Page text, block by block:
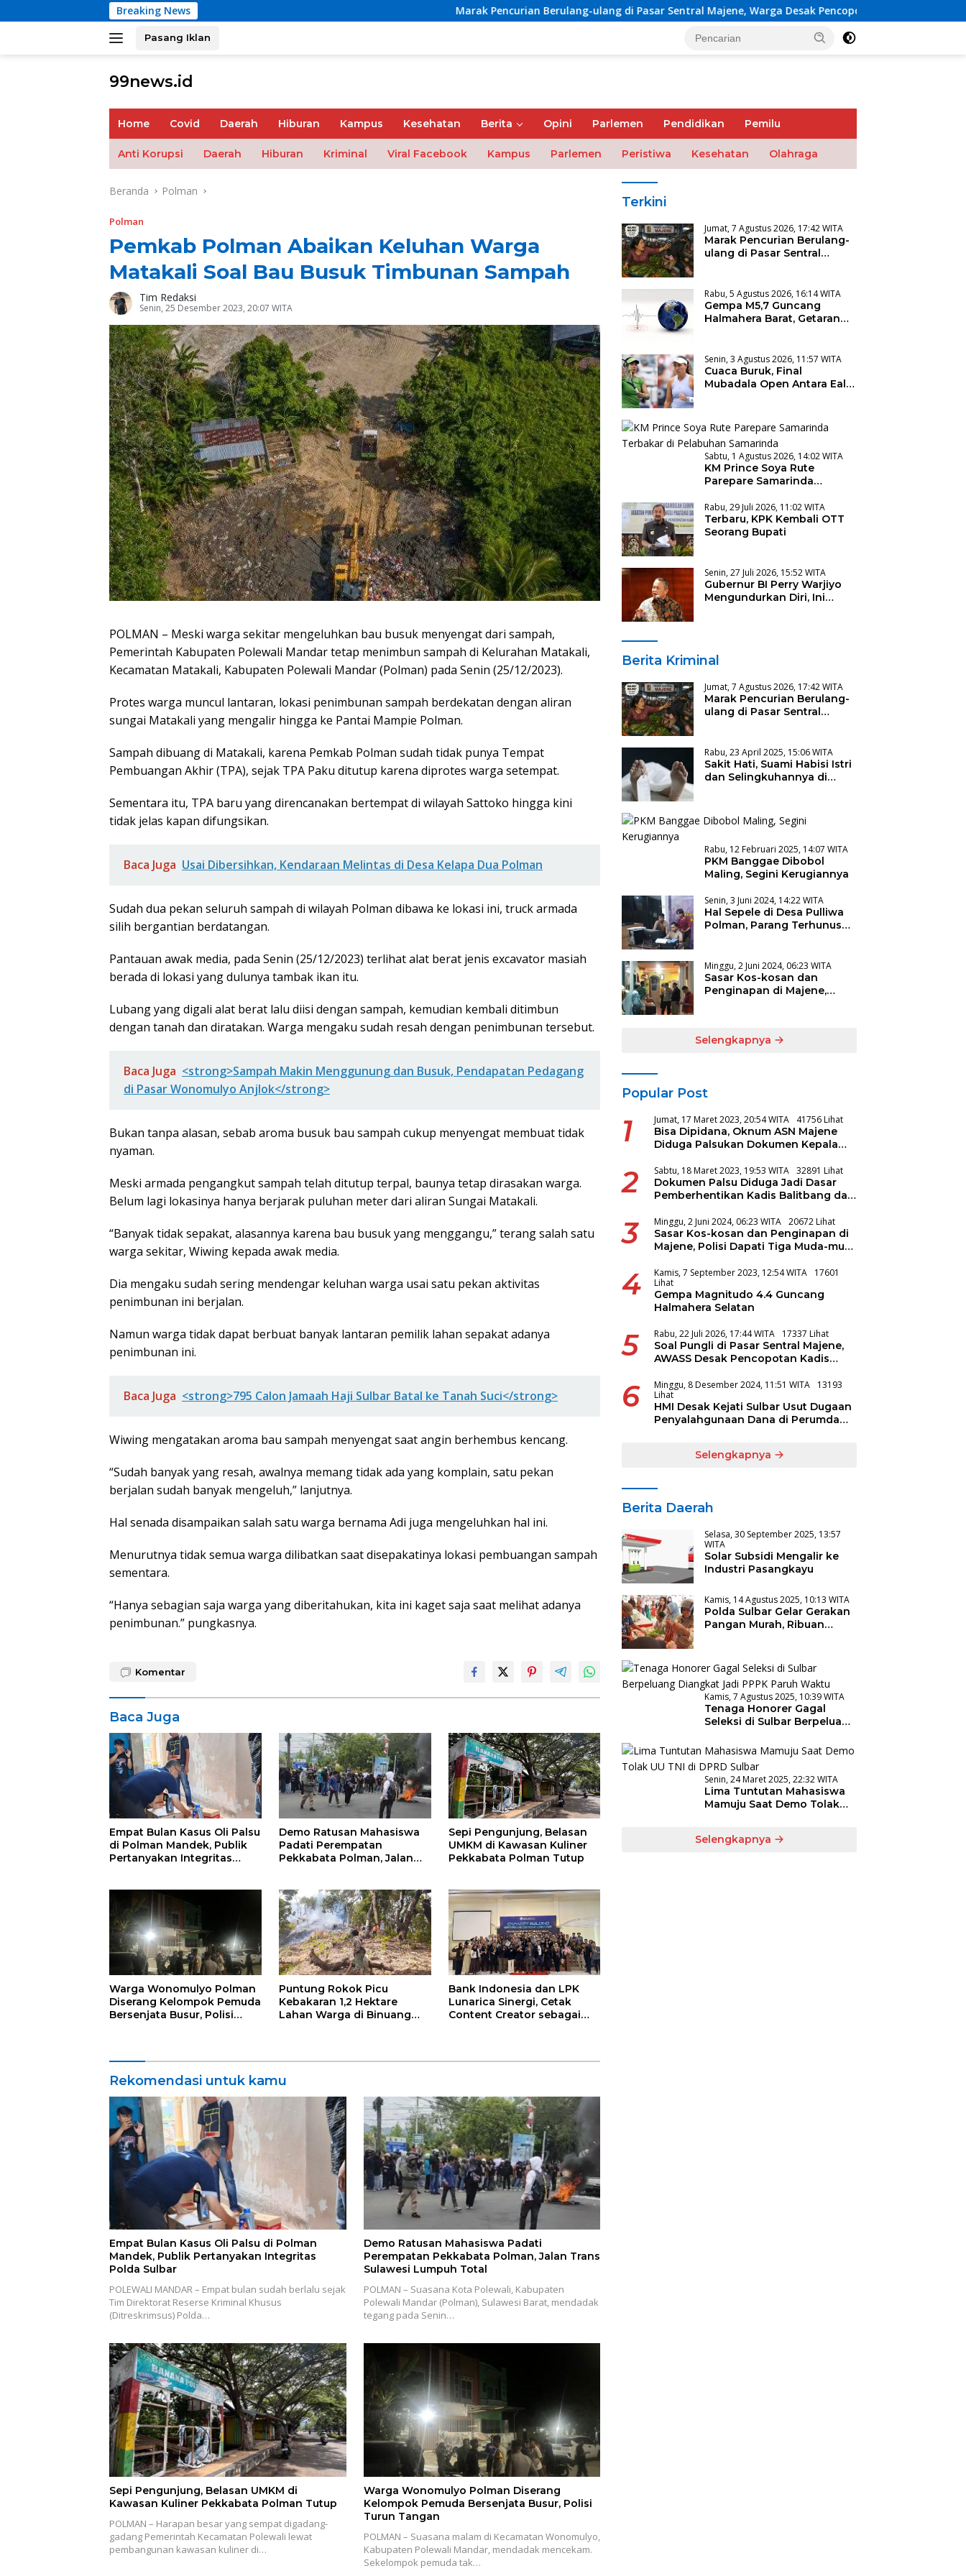
ke
Breaking News Marak Pencurian Berulang-ulang di Pasar Sentral Majene, Warga Desak Pencopotan Kadis
Pasang Iklan
99news.id
Terbaik
Home Covid Daerah Hiburan Kampus Kesehatan Berita Opini Parlemen Pendidikan Pemilu
Anti Korupsi Daerah Hiburan Kriminal Viral Facebook Kampus Parlemen Peristiwa Kesehatan Olahraga
Beranda Polman
Polman
Pemkab Polman Abaikan Keluhan Warga
Matakali Soal Bau Busuk Timbunan Sampah
Tim Redaksi
Senin, 25 Desember 2023, 20:07 WITA
POLMAN – Meski warga sekitar mengeluhkan bau busuk menyengat dari sampah,
Pemerintah Kabupaten Polewali Mandar tetap menimbun sampah di Kelurahan Matakali,
Kecamatan Matakali, Kabupaten Polewali Mandar (Polman) pada Senin (25/12/2023).
Protes warga muncul lantaran, lokasi penimbunan sampah berdekatan dengan aliran
sungai Matakali yang mengalir hingga ke Pantai Mampie Polman.
Sampah dibuang di Matakali, karena Pemkab Polman sudah tidak punya Tempat
Pembuangan Akhir (TPA), sejak TPA Paku ditutup karena diprotes warga setempat.
Sementara itu, TPA baru yang direncanakan bertempat di wilayah Sattoko hingga kini
tidak jelas kapan difungsikan.
Baca Juga Usai Dibersihkan, Kendaraan Melintas di Desa Kelapa Dua Polman
Sudah dua pekan seluruh sampah di wilayah Polman dibawa ke lokasi ini, truck armada
silih bergantian berdatangan.
Pantauan awak media, pada Senin (25/12/2023) terlihat alat berat jenis excavator masiah
berada di lokasi yang dulunya tambak ikan itu.
Lubang yang digali alat berat lalu diisi dengan sampah, kemudian kembali ditimbun
dengan tanah dan diratakan. Warga mengaku sudah resah dengan penimbunan tersebut.
Baca Juga <strong>Sampah Makin Menggunung dan Busuk, Pendapatan Pedagang
di Pasar Wonomulyo Anjlok</strong>
Bukan tanpa alasan, sebab aroma busuk bau sampah cukup menyengat membuat tidak
nyaman.
Meski armada pengangkut sampah telah ditutup terpal, baunya tetap dirasakan warga.
Belum lagi lokasinya hanya berjarak puluhan meter dari aliran Sungai Matakali.
“Banyak tidak sepakat, alasannya karena bau busuk yang menggangu,” terang salah satu
warga sekitar, Wiwing kepada awak media.
Dia mengaku sudah sering mendengar keluhan warga usai satu pekan aktivitas
penimbunan ini berjalan.
Namun warga tidak dapat berbuat banyak lantaran pemilik lahan sepakat adanya
penimbunan ini.
Baca Juga <strong>795 Calon Jamaah Haji Sulbar Batal ke Tanah Suci</strong>
Wiwing mengatakan aroma bau sampah menyengat saat angin berhembus kencang.
“Sudah banyak yang resah, awalnya memang tidak ada yang komplain, satu pekan
berjalan sudah banyak mengeluh,” lanjutnya.
Hal senada disampaikan salah satu warga bernama Adi juga mengeluhkan hal ini.
Menurutnya tidak semua warga dilibatkan saat disepakatinya lokasi pembuangan sampah
sementara.
“Hanya sebagian saja warga yang diberitahukan, kita ini kaget saja saat melihat adanya
penimbunan.” pungkasnya.
Komentar
Baca Juga
Empat Bulan Kasus Oli Palsu
di Polman Mandek, Publik
Pertanyakan Integritas
Demo Ratusan Mahasiswa
Padati Perempatan
Pekkabata Polman, Jalan
Sepi Pengunjung, Belasan
UMKM di Kawasan Kuliner
Pekkabata Polman Tutup
Warga Wonomulyo Polman
Diserang Kelompok Pemuda
Bersenjata Busur, Polisi
Puntung Rokok Picu
Kebakaran 1,2 Hektare
Lahan Warga di Binuang
Bank Indonesia dan LPK
Lunarica Sinergi, Cetak
Content Creator sebagai
Rekomendasi untuk kamu
Empat Bulan Kasus Oli Palsu di Polman
Mandek, Publik Pertanyakan Integritas
Polda Sulbar
POLEWALI MANDAR – Empat bulan sudah berlalu sejak
Tim Direktorat Reserse Kriminal Khusus
(Ditreskrimsus) Polda…
Demo Ratusan Mahasiswa Padati
Perempatan Pekkabata Polman, Jalan Trans
Sulawesi Lumpuh Total
POLMAN – Suasana Kota Polewali, Kabupaten
Polewali Mandar (Polman), Sulawesi Barat, mendadak
tegang pada Senin…
Sepi Pengunjung, Belasan UMKM di
Kawasan Kuliner Pekkabata Polman Tutup
POLMAN – Harapan besar yang sempat digadang-
gadang Pemerintah Kecamatan Polewali lewat
pembangunan kawasan kuliner di…
Warga Wonomulyo Polman Diserang
Kelompok Pemuda Bersenjata Busur, Polisi
Turun Tangan
POLMAN – Suasana malam di Kecamatan Wonomulyo,
Kabupaten Polewali Mandar, mendadak mencekam.
Sekelompok pemuda tak…
Terkini
Jumat, 7 Agustus 2026, 17:42 WITA
Marak Pencurian Berulang-
ulang di Pasar Sentral
Rabu, 5 Agustus 2026, 16:14 WITA
Gempa M5,7 Guncang
Halmahera Barat, Getaran
Senin, 3 Agustus 2026, 11:57 WITA
Cuaca Buruk, Final
Mubadala Open Antara Eala
Sabtu, 1 Agustus 2026, 14:02 WITA
KM Prince Soya Rute
Parepare Samarinda
Samarinda
Rabu, 29 Juli 2026, 11:02 WITA
Terbaru, KPK Kembali OTT
Seorang Bupati
Senin, 27 Juli 2026, 15:52 WITA
Gubernur BI Perry Warjiyo
Mengundurkan Diri, Ini
Berita Kriminal
Jumat, 7 Agustus 2026, 17:42 WITA
Marak Pencurian Berulang-
ulang di Pasar Sentral
Rabu, 23 April 2025, 15:06 WITA
Sakit Hati, Suami Habisi Istri
dan Selingkuhannya di
Rabu, 12 Februari 2025, 14:07 WITA
PKM Banggae Dibobol
Maling, Segini Kerugiannya
Senin, 3 Juni 2024, 14:22 WITA
Hal Sepele di Desa Pulliwa
Polman, Parang Terhunus
Minggu, 2 Juni 2024, 06:23 WITA
Sasar Kos-kosan dan
Penginapan di Majene,
Selengkapnya
Popular Post
1 Jumat, 17 Maret 2023, 20:54 WITA 41756 Lihat
Bisa Dipidana, Oknum ASN Majene
Diduga Palsukan Dokumen Kepala
2 Sabtu, 18 Maret 2023, 19:53 WITA 32891 Lihat
Dokumen Palsu Diduga Jadi Dasar
Pemberhentikan Kadis Balitbang dan
3 Minggu, 2 Juni 2024, 06:23 WITA 20672 Lihat
Sasar Kos-kosan dan Penginapan di
Majene, Polisi Dapati Tiga Muda-mudi
4 Kamis, 7 September 2023, 12:54 WITA
17601
Lihat
Gempa Magnitudo 4.4 Guncang
Halmahera Selatan
5 Rabu, 22 Juli 2026, 17:44 WITA 17337 Lihat
Soal Pungli di Pasar Sentral Majene,
AWASS Desak Pencopotan Kadis
6 Minggu, 8 Desember 2024, 11:51 WITA
13193
Lihat
HMI Desak Kejati Sulbar Usut Dugaan
Penyalahgunaan Dana di Perumda
Selengkapnya
Berita Daerah
Selasa, 30 September 2025, 13:57
WITA
Solar Subsidi Mengalir ke
Industri Pasangkayu
Kamis, 14 Agustus 2025, 10:13 WITA
Polda Sulbar Gelar Gerakan
Pangan Murah, Ribuan
Kamis, 7 Agustus 2025, 10:39 WITA
Tenaga Honorer Gagal
Seleksi di Sulbar Berpeluang
Waktu
Senin, 24 Maret 2025, 22:32 WITA
Lima Tuntutan Mahasiswa
Mamuju Saat Demo Tolak
Selengkapnya